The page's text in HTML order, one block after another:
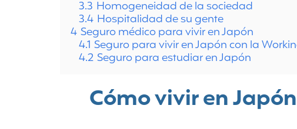
3.3 Homogeneidad de la sociedad
3.4 Hospitalidad de su gente
4 Seguro médico para vivir en Japón
4.1 Seguro para vivir en Japón con la
4.2 Seguro para estudiar en Japón
Cómo vivir en